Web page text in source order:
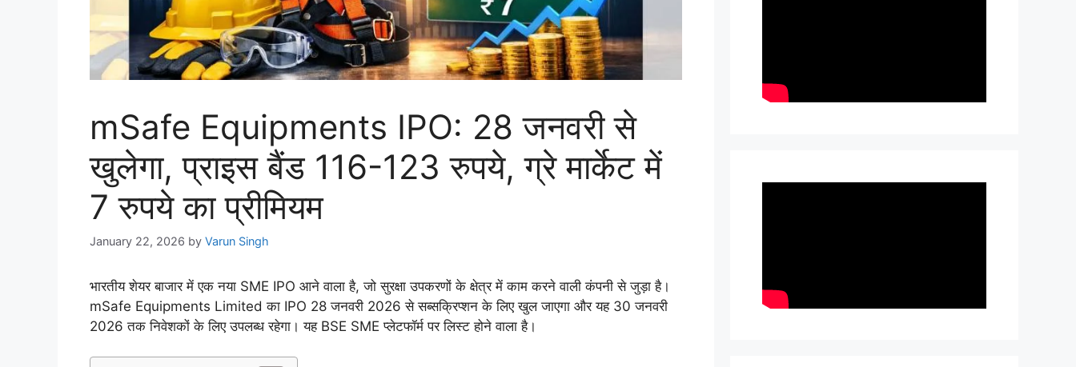
mSafe Equipments IPO: 28 जनवरी से
खुलेगा, प्राइस बैंड 116-123 रुपये, ग्रे मार्केट में
7 रुपये का प्रीमियम
January 22, 2026 by Varun Singh
भारतीय शेयर बाजार में एक नया SME IPO आने वाला है, जो सुरक्षा उपकरणों के क्षेत्र में काम करने वाली कंपनी से जुड़ा है।
mSafe Equipments Limited का IPO 28 जनवरी 2026 से सब्सक्रिप्शन के लिए खुल जाएगा और यह 30 जनवरी
2026 तक निवेशकों के लिए उपलब्ध रहेगा। यह BSE SME प्लेटफॉर्म पर लिस्ट होने वाला है।